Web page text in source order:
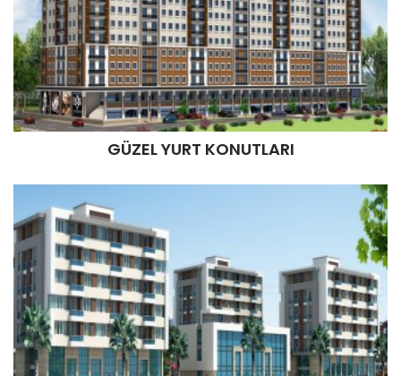
İncele
GÜZEL YURT KONUTLARI